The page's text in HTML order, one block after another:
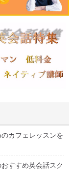
カフェレッスンを
すすめ英会話スク